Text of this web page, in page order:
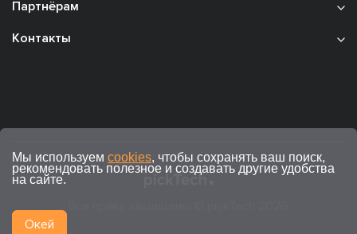
Партнёрам
Контакты
Мы используем cookies, чтобы сохранять ваш поиск,
рекомендовать полезное и создавать другие удобства
на сайте.
Окей